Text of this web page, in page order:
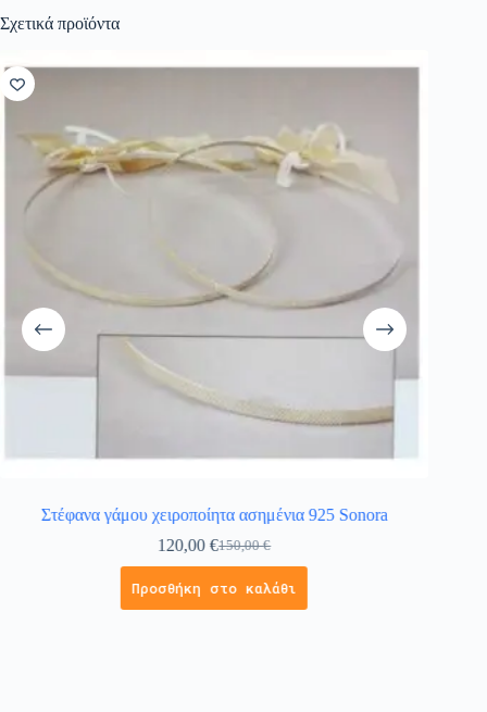
Σχετικά προϊόντα
Στέφανα γάμου χειροποίητα ασημένια 925 Sonora
150,00€
120,00€
Προσθήκη στο καλάθι